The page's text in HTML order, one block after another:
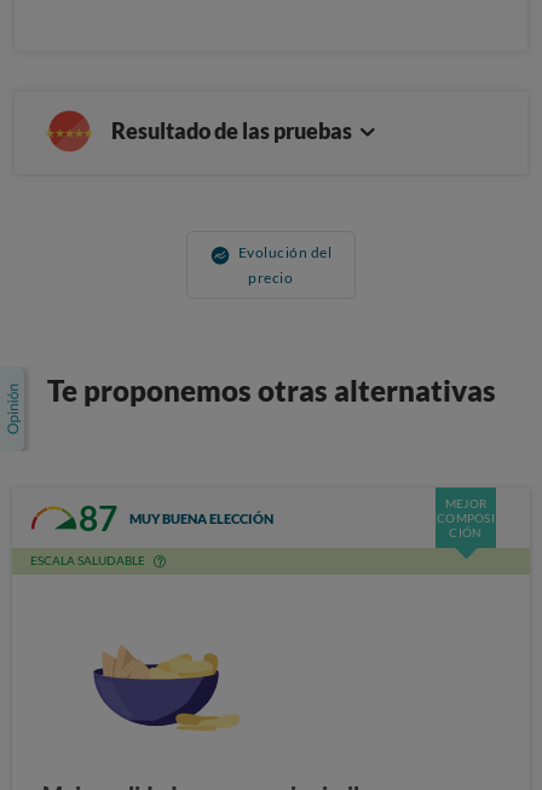
Resultado de las pruebas
Evolución del
precio
Te proponemos otras alternativas
87 MUY BUENA ELECCIÓN
MEJOR
COMPOSI
CIÓN
ESCALA SALUDABLE